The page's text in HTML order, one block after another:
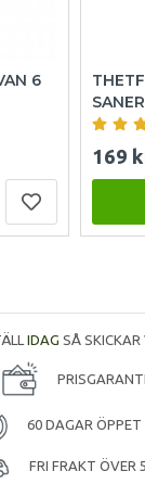
6
169
IDAG SÅ SKICKAR
PRISGARANTI
60 DAGAR ÖPPET
FRI FRAKT ÖVER